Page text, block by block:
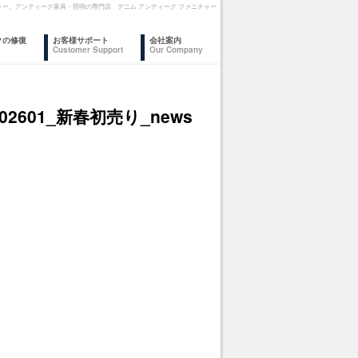
ー。アンティーク家具・照明の専門店 デニム アンティーク ファニチャー
の修復
お客様サポート
Customer Support
会社案内
Our Company
新春初売り_news